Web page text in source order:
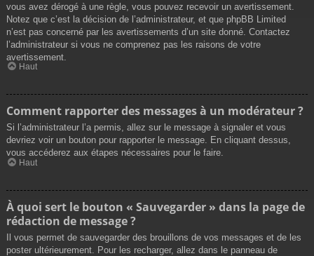
vous avez dérogé à une règle, vous pouvez recevoir un avertissement.
Notez que c’est la décision de l’administrateur, et que phpBB Limited
n’est pas concerné par les avertissements d’un site donné. Contactez
l’administrateur si vous ne comprenez pas les raisons de votre
avertissement.
Haut
Comment rapporter des messages à un modérateur ?
Si l’administrateur l’a permis, allez sur le message à signaler et vous
devriez voir un bouton pour rapporter le message. En cliquant dessus,
vous accéderez aux étapes nécessaires pour le faire.
Haut
À quoi sert le bouton « Sauvegarder » dans la page de
rédaction de message ?
Il vous permet de sauvegarder des brouillons de vos messages et de les
poster ultérieurement. Pour les recharger, allez dans le panneau de